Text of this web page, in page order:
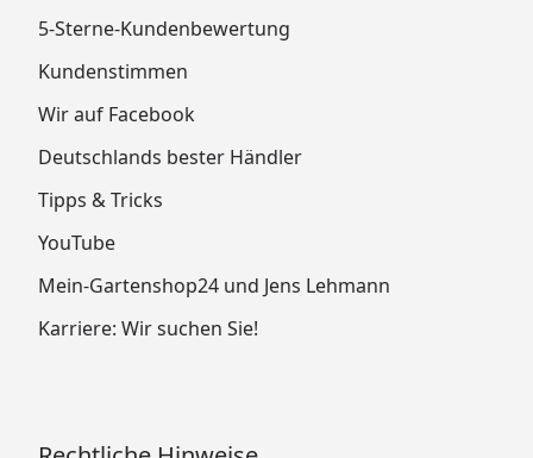
5-Sterne-Kundenbewertung
Kundenstimmen
Wir auf Facebook
Deutschlands bester Händler
Tipps & Tricks
YouTube
Mein-Gartenshop24 und Jens Lehmann
Karriere: Wir suchen Sie!